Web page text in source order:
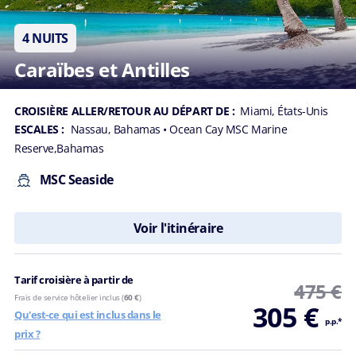
4 NUITS
Caraïbes et Antilles
CROISIÈRE ALLER/RETOUR AU DÉPART DE : Miami, États-Unis
ESCALES : Nassau, Bahamas • Ocean Cay MSC Marine
Reserve,Bahamas
MSC Seaside
Voir l'itinéraire
Tarif croisière à partir de 475 €
305 € p.p.*
Frais de service hôtelier inclus (60 €)
Qu'est-ce qui est inclus dans le
prix ?
l'univers MSC
Cruises.
J'accepte de
recevoir des
communications
marketing, y
compris des
études et des
campagnes de
satisfaction
aux produits et
Cruises SA et
son groupe.
Vivez une
expérience
personnalisée
avec MSC